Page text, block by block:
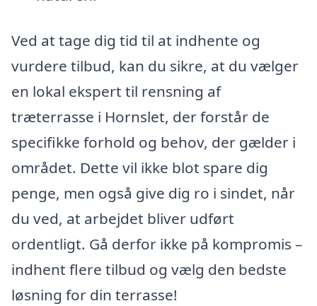
Ved at tage dig tid til at indhente og
vurdere tilbud, kan du sikre, at du vælger
en lokal ekspert til rensning af
træterrasse i Hornslet, der forstår de
specifikke forhold og behov, der gælder i
området. Dette vil ikke blot spare dig
penge, men også give dig ro i sindet, når
du ved, at arbejdet bliver udført
ordentligt. Gå derfor ikke på kompromis –
indhent flere tilbud og vælg den bedste
løsning for din terrasse!